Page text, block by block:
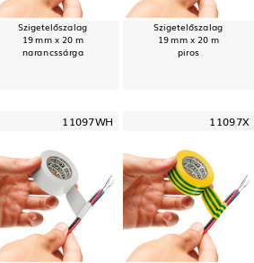
Szigetelőszalag
19 mm x 20 m
narancssárga
Szigetelőszalag
19 mm x 20 m
piros
11097WH 11097X